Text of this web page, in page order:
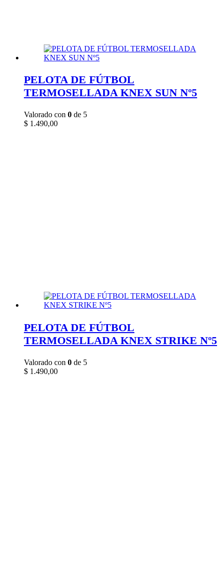
PELOTA DE FÚTBOL
TERMOSELLADA KNEX SUN Nº5
Valorado con 0 de 5
$ 1.490,00
PELOTA DE FÚTBOL
TERMOSELLADA KNEX STRIKE Nº5
Valorado con 0 de 5
$ 1.490,00